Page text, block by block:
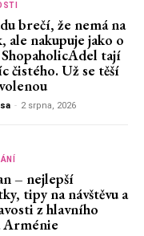
brečí, že nemá na
ale nakupuje jako o
tají
čistého. Už se těší
- 2 srpna, 2026
– nejlepší
tipy na návštěvu a
z hlavního
Arménie